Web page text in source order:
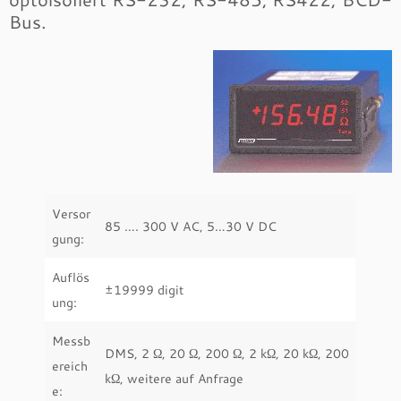
Bus.
Versor
gung:
85 …. 300 V AC, 5…30 V DC
Auflös
ung:
±19999 digit
Messb
ereich
e:
DMS, 2 Ω, 20 Ω, 200 Ω, 2 kΩ, 20 kΩ, 200
kΩ, weitere auf Anfrage